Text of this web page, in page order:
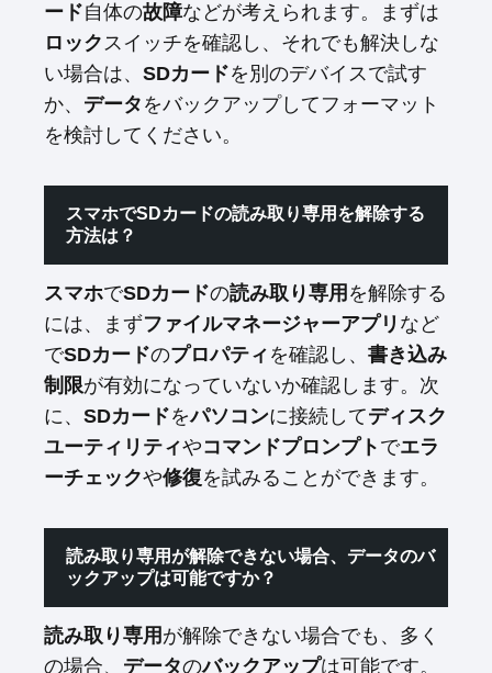
ード自体の故障などが考えられます。まずは
ロックスイッチを確認し、それでも解決しな
い場合は、 SDカードを別のデバイスで試す
か、 データ をバックアップしてフォーマット
を検討してください。
スマホでSDカードの読み取り専用を解除する
方法は？
スマホでSDカードの読み取り専用 を解除する
には、まずファイルマネージャーアプリ など
でSDカードのプロパティ を確認し、 書き込み
制限が有効になっていないか確認します。次
に、 SDカードをパソコンに接続してディスク
ユーティリティやコマンドプロンプト でエラ
ーチェックや修復を試みることができます。
読み取り専用が解除できない場合、データのバ
ックアップは可能ですか？
読み取り専用 が解除できない場合でも、多く
の場合、 データのバックアップは可能です。